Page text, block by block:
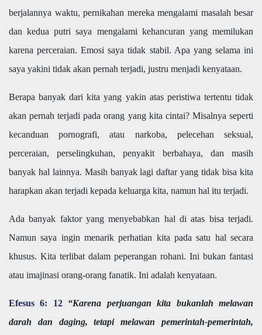
berjalannya waktu, pernikahan mereka mengalami masalah besar
dan kedua putri saya mengalami kehancuran yang memilukan
karena perceraian. Emosi saya tidak stabil. Apa yang selama ini
saya yakini tidak akan pernah terjadi, justru menjadi kenyataan.
Berapa banyak dari kita yang yakin atas peristiwa tertentu tidak
akan pernah terjadi pada orang yang kita cintai? Misalnya seperti
kecanduan pornografi, atau narkoba, pelecehan seksual,
perceraian, perselingkuhan, penyakit berbahaya, dan masih
banyak hal lainnya. Masih banyak lagi daftar yang tidak bisa kita
harapkan akan terjadi kepada keluarga kita, namun hal itu terjadi.
Ada banyak faktor yang menyebabkan hal di atas bisa terjadi.
Namun saya ingin menarik perhatian kita pada satu hal secara
khusus. Kita terlibat dalam peperangan rohani. Ini bukan fantasi
atau imajinasi orang-orang fanatik. Ini adalah kenyataan.
Efesus 6: 12 “Karena perjuangan kita bukanlah melawan
darah dan daging, tetapi melawan pemerintah-pemerintah,